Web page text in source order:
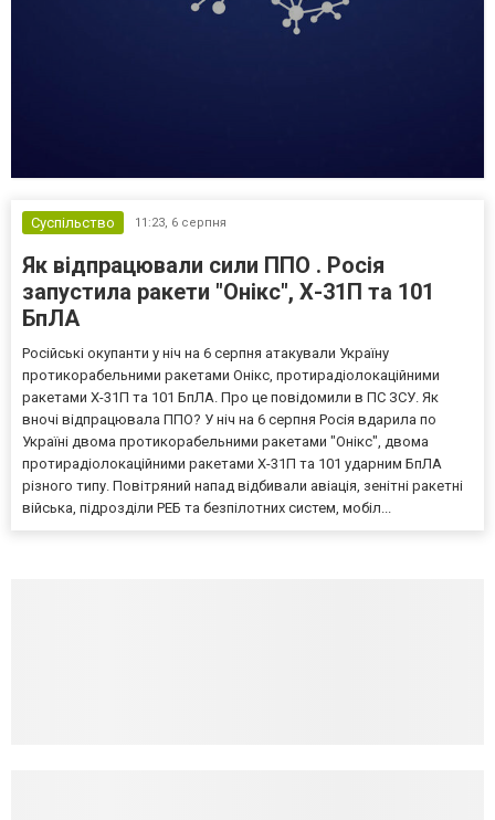
Суспільство 11:23, 6 серпня
Як відпрацювали сили ППО . Росія
запустила ракети "Онікс", Х-31П та 101
БпЛА
Російські окупанти у ніч на 6 серпня атакували Україну
протикорабельними ракетами Онікс, протирадіолокаційними
ракетами Х-31П та 101 БпЛА. Про це повідомили в ПС ЗСУ. Як
вночі відпрацювала ППО? У ніч на 6 серпня Росія вдарила по
Україні двома протикорабельними ракетами "Онікс", двома
протирадіолокаційними ракетами Х-31П та 101 ударним БпЛА
різного типу. Повітряний напад відбивали авіація, зенітні ракетні
війська, підрозділи РЕБ та безпілотних систем, мобіл...